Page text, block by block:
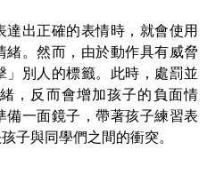
出正確的表情時，就會使用
緒。然而，由於動作具有威脅
別人的標籤。此時，處罰並
，反而會增加孩子的負面情
一面鏡子，帶著孩子練習表
子與同學們之間的衝突。